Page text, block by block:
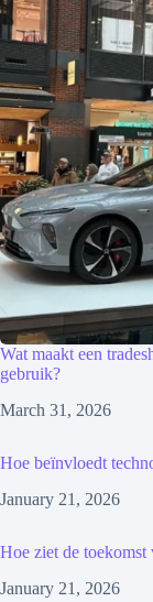
Wat maakt een
gebruik?
March 31, 2026
Hoe beïnvloedt
January 21, 2026
Hoe ziet de toekomst
January 21, 2026